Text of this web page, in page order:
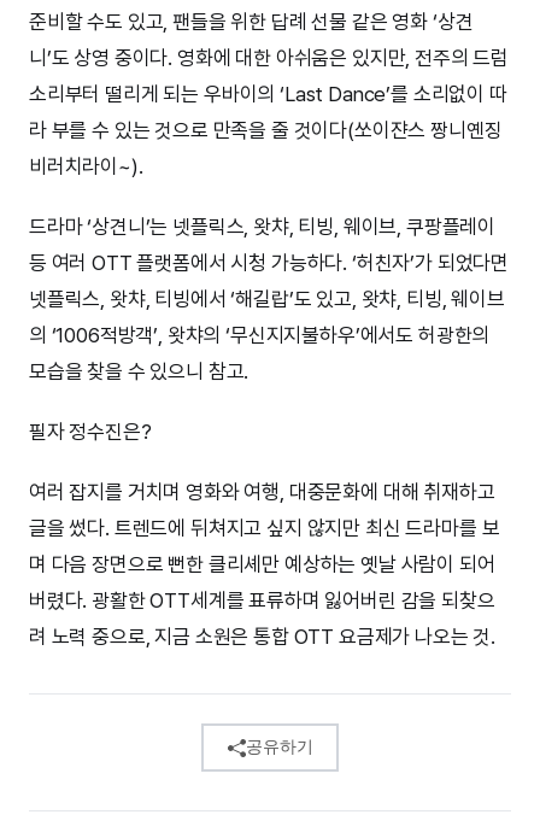
준비할 수도 있고, 팬들을 위한 답례 선물 같은 영화 ‘상견
니’도 상영 중이다. 영화에 대한 아쉬움은 있지만, 전주의 드럼
소리부터 떨리게 되는 우바이의 ‘Last Dance’를 소리없이 따
라 부를 수 있는 것으로 만족을 줄 것이다(쏘이쟌스 짱니옌징
비러치라이~).
드라마 ‘상견니’는 넷플릭스, 왓챠, 티빙, 웨이브, 쿠팡플레이
등 여러 OTT 플랫폼에서 시청 가능하다. ‘허친자’가 되었다면
넷플릭스, 왓챠, 티빙에서 ‘해길랍’도 있고, 왓챠, 티빙, 웨이브
의 ‘1006적방객’, 왓챠의 ‘무신지지불하우’에서도 허광한의
모습을 찾을 수 있으니 참고.
필자 정수진은?
여러 잡지를 거치며 영화와 여행, 대중문화에 대해 취재하고
글을 썼다. 트렌드에 뒤쳐지고 싶지 않지만 최신 드라마를 보
며 다음 장면으로 뻔한 클리셰만 예상하는 옛날 사람이 되어
버렸다. 광활한 OTT세계를 표류하며 잃어버린 감을 되찾으
려 노력 중으로, 지금 소원은 통합 OTT 요금제가 나오는 것.
공유하기